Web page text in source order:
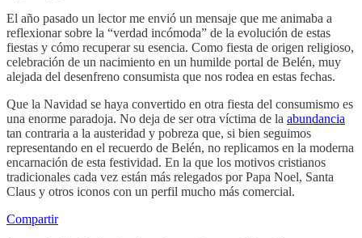
El año pasado un lector me envió un mensaje que me animaba a
reflexionar sobre la “verdad incómoda” de la evolución de estas
fiestas y cómo recuperar su esencia. Como fiesta de origen religioso,
celebración de un nacimiento en un humilde portal de Belén, muy
alejada del desenfreno consumista que nos rodea en estas fechas.
Que la Navidad se haya convertido en otra fiesta del consumismo es
una enorme paradoja. No deja de ser otra víctima de la abundancia
tan contraria a la austeridad y pobreza que, si bien seguimos
representando en el recuerdo de Belén, no replicamos en la moderna
encarnación de esta festividad. En la que los motivos cristianos
tradicionales cada vez están más relegados por Papa Noel, Santa
Claus y otros iconos con un perfil mucho más comercial.
Compartir